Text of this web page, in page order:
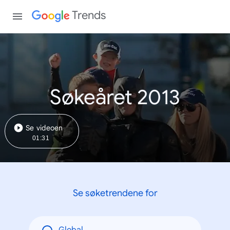
Trends
Søkeåret 2013
Se videoen
01:31
Se søketrendene for